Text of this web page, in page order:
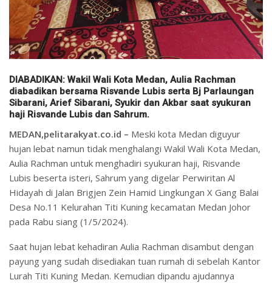
DIABADIKAN: Wakil Wali Kota Medan, Aulia Rachman
diabadikan bersama Risvande Lubis serta Bj Parlaungan
Sibarani, Arief Sibarani, Syukir dan Akbar saat syukuran
haji Risvande Lubis dan Sahrum.
MEDAN,pelitarakyat.co.id – Meski kota Medan diguyur
hujan lebat namun tidak menghalangi Wakil Wali Kota Medan,
Aulia Rachman untuk menghadiri syukuran haji, Risvande
Lubis beserta isteri, Sahrum yang digelar Perwiritan Al
Hidayah di Jalan Brigjen Zein Hamid Lingkungan X Gang Balai
Desa No.11 Kelurahan Titi Kuning kecamatan Medan Johor
pada Rabu siang (1/5/2024).
Saat hujan lebat kehadiran Aulia Rachman disambut dengan
payung yang sudah disediakan tuan rumah di sebelah Kantor
Lurah Titi Kuning Medan. Kemudian dipandu ajudannya